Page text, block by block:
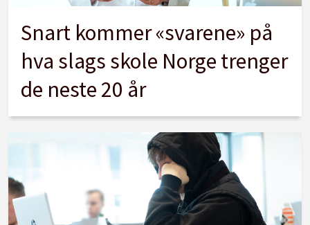
Snart kommer «svarene» på
hva slags skole Norge trenger
de neste 20 år